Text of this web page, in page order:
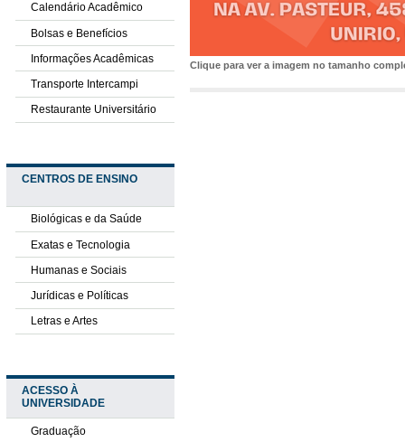
Calendário Acadêmico
Bolsas e Benefícios
Informações Acadêmicas
Transporte Intercampi
Restaurante Universitário
CENTROS DE ENSINO
Biológicas e da Saúde
Exatas e Tecnologia
Humanas e Sociais
Jurídicas e Políticas
Letras e Artes
ACESSO À
UNIVERSIDADE
Graduação
Clique para ver a imagem no tamanho